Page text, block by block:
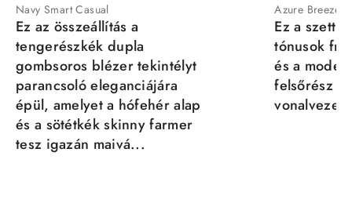
Navy Smart Casual
Ez az összeállítás a
tengerészkék dupla
gombsoros blézer tekintélyt
parancsoló eleganciájára
épül, amelyet a hófehér alap
és a sötétkék skinny farmer
tesz igazán maivá...
Azure Breeze
Ez a szett
tónusok
és a
felsőrész